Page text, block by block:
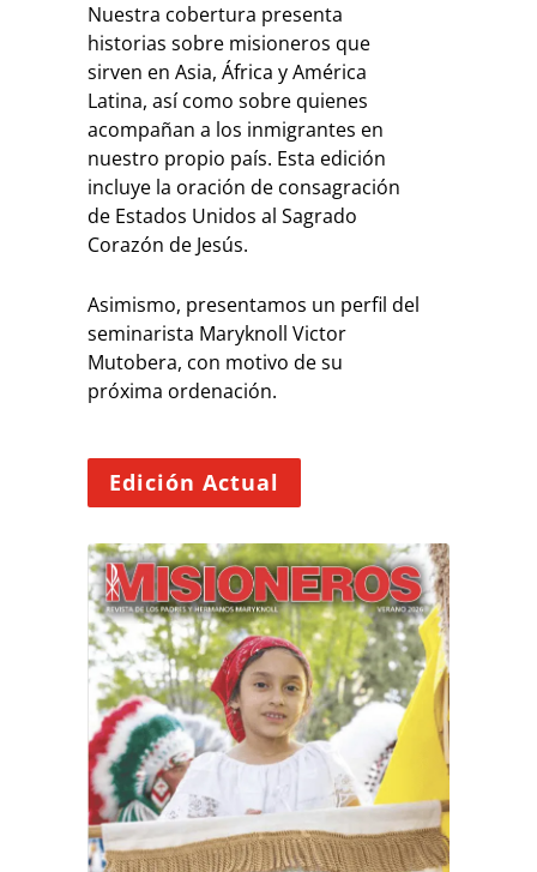
Nuestra cobertura presenta
historias sobre misioneros que
sirven en Asia, África y América
Latina, así como sobre quienes
acompañan a los inmigrantes en
nuestro propio país. Esta edición
incluye la oración de consagración
de Estados Unidos al Sagrado
Corazón de Jesús.
Asimismo, presentamos un perfil del
seminarista Maryknoll Victor
Mutobera, con motivo de su
próxima ordenación.
Edición Actual